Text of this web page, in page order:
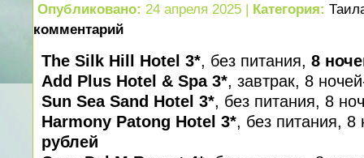
Опубликовано: 24 апреля 2025 | Категория:
комментарий
The Silk Hill Hotel 3*, без питания, 8
Add Plus Hotel & Spa 3*, завтрак, 8
Sun Sea Sand Hotel 3*, без питания, 8
Harmony Patong Hotel 3*, без питания, 8
рублей